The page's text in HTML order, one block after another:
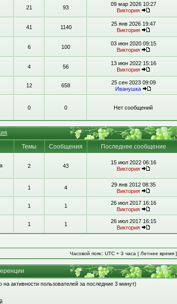
21 93
09 мар 2026 10:27
Виктория
41 1140
25 янв 2026 19:47
Виктория
6 100
03 июн 2020 09:15
Виктория
4 56
13 июн 2022 15:16
Виктория
12 658
25 сен 2023 09:09
Иванушка
0 0 Нет сообщений
Темы Сообщения
Последнее сообщение
2 43
15 июл 2022 06:16
Виктория
1 4
29 янв 2012 08:35
Виктория
1 1
26 июл 2017 16:16
Виктория
1 1
26 июл 2017 16:15
Виктория
Часовой пояс: UTC + 3 часа [ Летнее время ]
активности пользователей за последние 3 минут)